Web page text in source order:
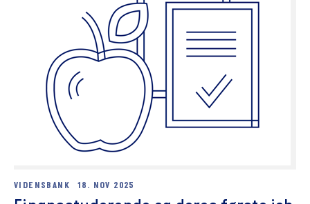
VIDENSBANK 18. NOV 2025